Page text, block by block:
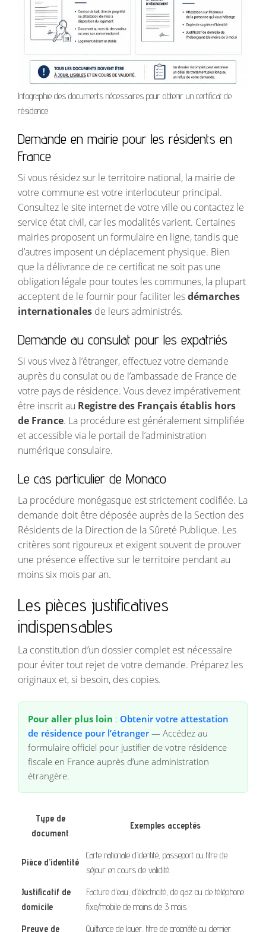
Infographie des documents nécessaires pour obtenir un certificat de
résidence
Demande en mairie pour les résidents en
France
Si vous résidez sur le territoire national, la mairie de
votre commune est votre interlocuteur principal.
Consultez le site internet de votre ville ou contactez le
service état civil, car les modalités varient. Certaines
mairies proposent un formulaire en ligne, tandis que
d’autres imposent un déplacement physique. Bien
que la délivrance de ce certificat ne soit pas une
obligation légale pour toutes les communes, la plupart
acceptent de le fournir pour faciliter lesdémarches
internationales de leurs administrés.
Demande au consulat pour les expatriés
Si vous vivez à l’étranger, effectuez votre demande
auprès du consulat ou de l’ambassade de France de
votre pays de résidence. Vous devez impérativement
être inscrit au Registre des Français établis hors
de France. La procédure est généralement simplifiée
et accessible via le portail de l’administration
numérique consulaire.
Le cas particulier de Monaco
La procédure monégasque est strictement codifiée. La
demande doit être déposée auprès de la Section des
Résidents de la Direction de la Sûreté Publique. Les
critères sont rigoureux et exigent souvent de prouver
une présence effective sur le territoire pendant au
moins six mois par an.
Les pièces justificatives
indispensables
La constitution d’un dossier complet est nécessaire
pour éviter tout rejet de votre demande. Préparez les
originaux et, si besoin, des copies.
Pour aller plus loin : Obtenir votre attestation
de résidence pour l’étranger— Accédez au
formulaire officiel pour justifier de votre résidence
fiscale en France auprès d’une administration
étrangère.
Type de
document
Exemples acceptés
Pièce d’identité
Carte nationale d’identité, passeport ou titre de
séjour en cours de validité.
Justificatif de
domicile
Facture d’eau, d’électricité, de gaz ou de téléphone
fixe/mobile de moins de 3 mois.
Preuve de
Quittance de loyer, titre de propriété ou dernier